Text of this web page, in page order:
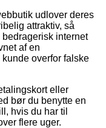
udlover deres
attraktiv, så
internet
af en
overfor falske
eller
bør du benytte en
hvis du har til
flere uger.